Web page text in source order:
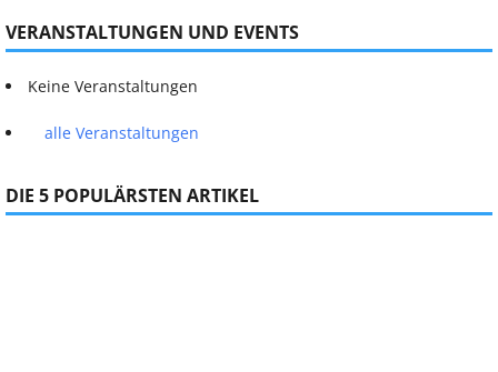
VERANSTALTUNGEN UND EVENTS
Keine Veranstaltungen
alle Veranstaltungen
DIE 5 POPULÄRSTEN ARTIKEL